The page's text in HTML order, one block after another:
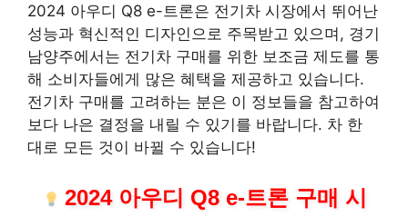
2024 아우디 Q8 e-트론은 전기차 시장에서 뛰어난
성능과 혁신적인 디자인으로 주목받고 있으며, 경기
남양주에서는 전기차 구매를 위한 보조금 제도를 통
해 소비자들에게 많은 혜택을 제공하고 있습니다.
전기차 구매를 고려하는 분은 이 정보들을 참고하여
보다 나은 결정을 내릴 수 있기를 바랍니다. 차 한
대로 모든 것이 바뀔 수 있습니다!
2024 아우디 Q8 e-트론 구매 시